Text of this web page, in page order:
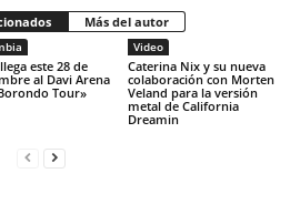
Más del autor
este 28 de
al Davi Arena
Tour»
Video
Caterina Nix y su nueva
colaboración con Morten
Veland para la versión
metal de California
Dreamin